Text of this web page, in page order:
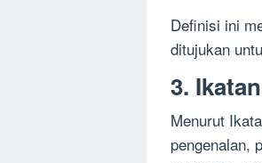
Definisi ini
ditujukan
3.
Menurut
pengenalan,